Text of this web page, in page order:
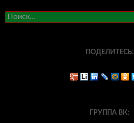
Найти:
ПОДЕЛИТЕСЬ:
ГРУППА ВК: